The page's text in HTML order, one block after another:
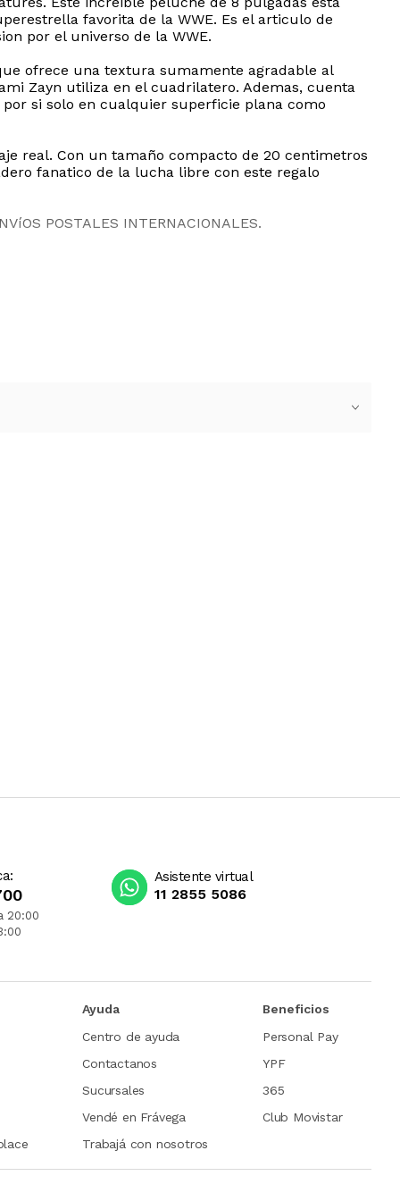
favorita de la WWE. Es el articulo de
por el universo de la WWE.
ofrece una textura sumamente agradable al
Zayn utiliza en el cuadrilatero. Ademas, cuenta
si solo en cualquier superficie plana como
real. Con un tamaño compacto de 20 centimetros
fanatico de la lucha libre con este regalo
POSTALES INTERNACIONALES.
20:00
Asistente virtual
11 2855 5086
Ayuda
Centro de ayuda
Contactanos
Sucursales
Vendé en Frávega
Trabajá con nosotros
Beneficios
Personal Pay
YPF
365
Club Movistar